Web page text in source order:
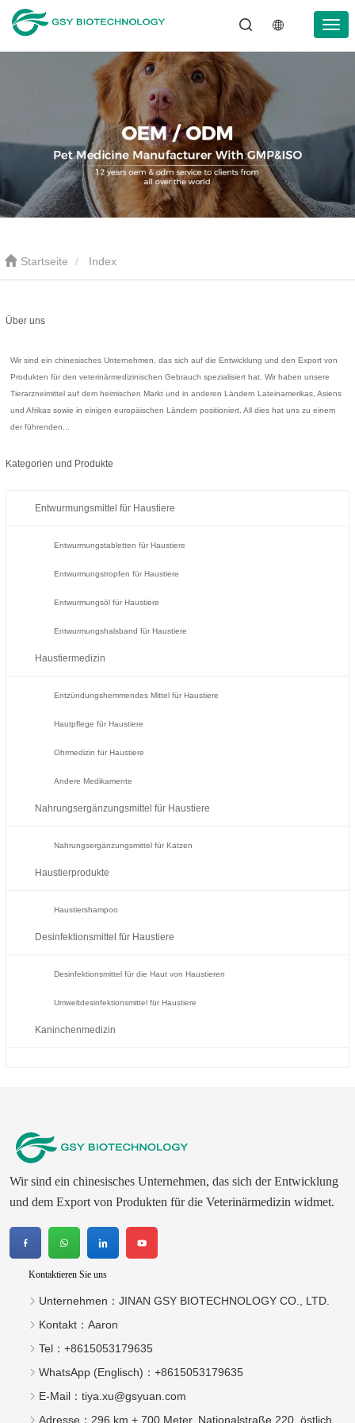
Startseite Index
Über uns
Wir sind ein chinesisches Unternehmen, das sich auf die Entwicklung und den Export von
Produkten für den veterinärmedizinischen Gebrauch spezialisiert hat. Wir haben unsere
Tierarzneimittel auf dem heimischen Markt und in anderen Ländern Lateinamerikas, Asiens
und Afrikas sowie in einigen europäischen Ländern positioniert. All dies hat uns zu einem
der führenden...
Kategorien und Produkte
Entwurmungsmittel für Haustiere
Entwurmungstabletten für Haustiere
Entwurmungstropfen für Haustiere
Entwurmungsöl für Haustiere
Entwurmungshalsband für Haustiere
Haustiermedizin
Entzündungshemmendes Mittel für Haustiere
Hautpflege für Haustiere
Ohrmedizin für Haustiere
Andere Medikamente
Nahrungsergänzungsmittel für Haustiere
Nahrungsergänzungsmittel für Katzen
Haustierprodukte
Haustiershampoo
Desinfektionsmittel für Haustiere
Desinfektionsmittel für die Haut von Haustieren
Umweltdesinfektionsmittel für Haustiere
Kaninchenmedizin
Wir sind ein chinesisches Unternehmen, das sich der Entwicklung
und dem Export von Produkten für die Veterinärmedizin widmet.
Kontaktieren Sie uns
Unternehmen： JINAN GSY BIOTECHNOLOGY CO., LTD.
Kontakt： Aaron
Tel： +8615053179635‬
WhatsApp (Englisch)： +8615053179635
E-Mail： tiya.xu@gsyuan.com
Adresse： 296 km + 700 Meter, Nationalstraße 220, östlich